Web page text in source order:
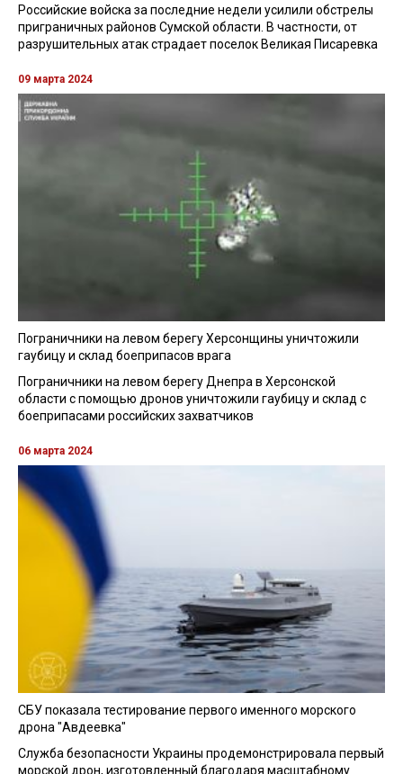
Российские войска за последние недели усилили обстрелы
приграничных районов Сумской области. В частности, от
разрушительных атак страдает поселок Великая Писаревка
09 марта 2024
Пограничники на левом берегу Херсонщины уничтожили
гаубицу и склад боеприпасов врага
Пограничники на левом берегу Днепра в Херсонской
области с помощью дронов уничтожили гаубицу и склад с
боеприпасами российских захватчиков
06 марта 2024
СБУ показала тестирование первого именного морского
дрона "Авдеевка"
Служба безопасности Украины продемонстрировала первый
морской дрон, изготовленный благодаря масштабному